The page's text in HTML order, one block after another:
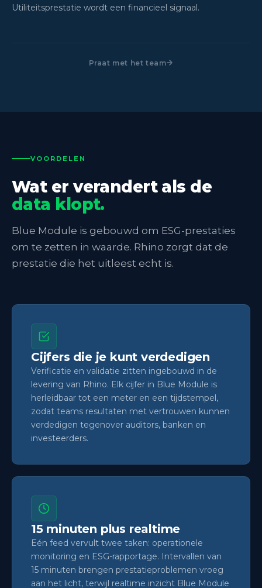
Utiliteitsprestatie wordt een financieel signaal.
Praat met het team
VOORDELEN
Wat er verandert als de
data klopt.
Blue Module is gebouwd om ESG-prestaties
om te zetten in waarde. Rhino zorgt dat de
prestatie die het uitleest echt is.
Cijfers die je kunt verdedigen
Verificatie en validatie zitten ingebouwd in de
levering van Rhino. Elk cijfer in Blue Module is
herleidbaar tot een meter en een tijdstempel,
zodat teams resultaten met vertrouwen kunnen
verdedigen tegenover auditors, banken en
investeerders.
15 minuten plus realtime
Eén feed vervult twee taken: operationele
monitoring en ESG-rapportage. Intervallen van
15 minuten brengen prestatieproblemen vroeg
aan het licht, terwijl realtime inzicht Blue Module